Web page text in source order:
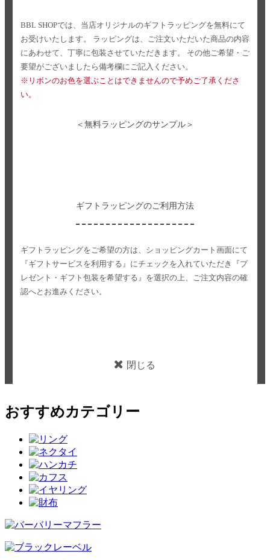
BBL SHOPでは、当店オリジナルのギフトラッピングを無料にて
お受けいたします。
ラッピングは、ご注文いただいた商品の内容
にあわせて、丁寧に包装させていただきます。
その他ご希望・ご
要望がございましたら備考欄にご記入ください。
※リボンのお色を選ぶことはできませんので予めご了承くださ
い。
＜無料ラッピングのサンプル＞
ギフトラッピングのご利用方法
ギフトラッピングをご希望の方は、ショッピングカート画面にて
『ギフトサービスを利用する』にチェックを入れていただき
『プ
レゼント・ギフト包装を希望する』を選択の上、ご注文内容の確
認へとお進みください。
閉じる
おすすめカテゴリー